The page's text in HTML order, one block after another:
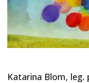
Katarina Blom,